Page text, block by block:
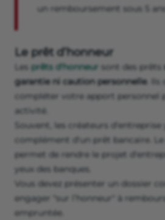
un remboursement sous 5
Le prêt d’honneur
Les prêts d'honneur sont des prêts
garantie ni caution personnelle. Ils
compléter votre apport personnel
activité.
Souvent, les créateurs
complément d'un prêt bancaire.
permet de rendre le projet
yeux des banques.
Vous devez présenter un dossier
engager "sur l’honneur" à
empruntée.